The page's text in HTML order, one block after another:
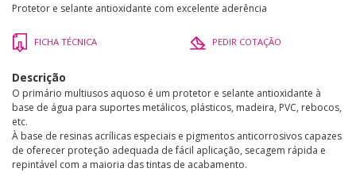
Protetor e selante antioxidante com excelente aderência
FICHA TÉCNICA PEDIR COTAÇÃO
Descrição
O primário multiusos aquoso é um protetor e selante antioxidante à
base de água para suportes metálicos, plásticos, madeira, PVC, rebocos,
etc.
À base de resinas acrílicas especiais e pigmentos anticorrosivos capazes
de oferecer proteção adequada de fácil aplicação, secagem rápida e
repintável com a maioria das tintas de acabamento.